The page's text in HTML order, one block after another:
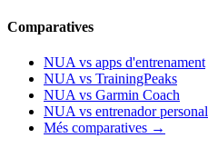
Comparatives
NUA vs apps d'entrenament
NUA vs TrainingPeaks
NUA vs Garmin Coach
NUA vs entrenador personal
Més comparatives →